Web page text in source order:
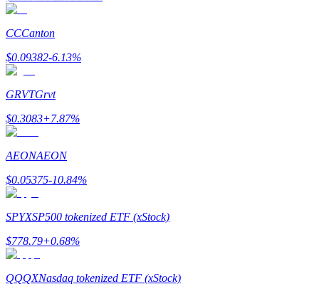
Bitrue-partners
Bitrue Affiliates
CCCanton
$0.09382-6.13%
GRVTGrvt
$0.3083+7.87%
AEONAEON
$0.05375-10.84%
SPYXSP500 tokenized ETF (xStock)
$778.79+0.68%
QQQXNasdaq tokenized ETF (xStock)